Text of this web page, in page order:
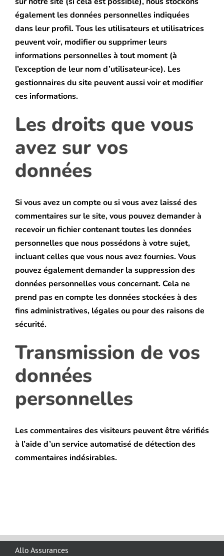
également les données personnelles indiquées
dans leur profil. Tous les utilisateurs et utilisatrices
peuvent voir, modifier ou supprimer leurs
informations personnelles à tout moment (à
l’exception de leur nom d’utilisateur·ice). Les
gestionnaires du site peuvent aussi voir et modifier
ces informations.
Les droits que vous
avez sur vos
données
Si vous avez un compte ou si vous avez laissé des
commentaires sur le site, vous pouvez demander à
recevoir un fichier contenant toutes les données
personnelles que nous possédons à votre sujet,
incluant celles que vous nous avez fournies. Vous
pouvez également demander la suppression des
données personnelles vous concernant. Cela ne
prend pas en compte les données stockées à des
fins administratives, légales ou pour des raisons de
sécurité.
Transmission de vos
données
personnelles
Les commentaires des visiteurs peuvent être vérifiés
à l’aide d’un service automatisé de détection des
commentaires indésirables.
Allo Assurances